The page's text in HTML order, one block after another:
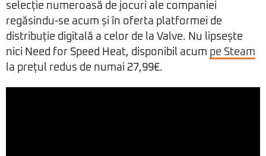
selecție numeroasă de jocuri ale companiei
regăsindu-se acum și în oferta platformei de
distribuție digitală a celor de la Valve. Nu lipsește
nici Need for Speed Heat, disponibil acum pe Steam
la prețul redus de numai 27,99€.